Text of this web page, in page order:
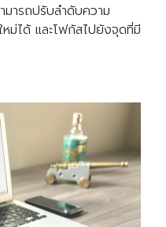
ารถปรับลำดับความ
ม่ได้ และโฟกัสไปยังจุดที่มี